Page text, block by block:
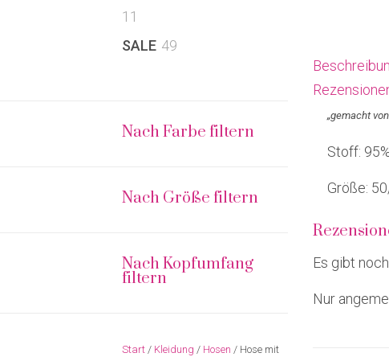
„gemacht
Stoff:
Größe:
Es gibt
Nur
11
Produkte
SALE 49
Nach Farbe filtern
Nach Größe filtern
Nach Kopfumfang
filtern
Start / Kleidung / Hosen / Hose mit